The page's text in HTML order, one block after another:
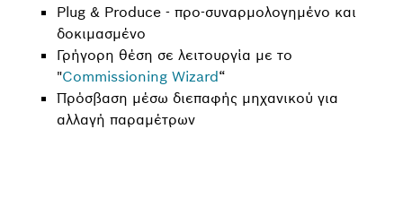
Plug & Produce - προ-συναρμολογημένο και
δοκιμασμένο
Γρήγορη θέση σε λειτουργία με το
"Commissioning Wizard“
Πρόσβαση μέσω διεπαφής μηχανικού για
αλλαγή παραμέτρων